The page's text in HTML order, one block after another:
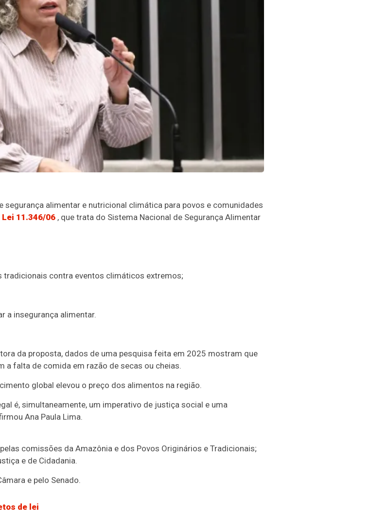
alimentar e nutricional climática para povos e comunidades
Lei 11.346/06, que trata do Sistema Nacional de Segurança Alimentar
contra eventos climáticos extremos;
a insegurança alimentar.
da proposta, dados de uma pesquisa feita em 2025 mostram que
a falta de comida em razão de secas ou cheias.
global elevou o preço dos alimentos na região.
é, simultaneamente, um imperativo de justiça social e uma
Ana Paula Lima.
pelas comissões da Amazônia e dos Povos Originários e Tradicionais;
e de Cidadania.
e pelo Senado.
de lei